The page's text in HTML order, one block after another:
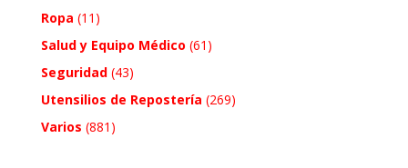
Ropa (11)
Salud y Equipo Médico (61)
Seguridad (43)
Utensilios de Repostería (269)
Varios (881)